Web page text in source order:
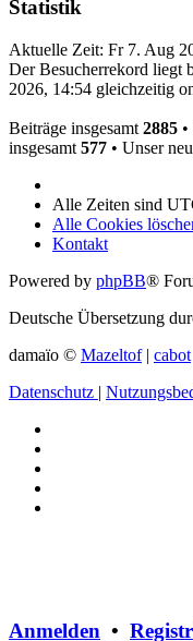
Statistik
Aktuelle Zeit: Fr 7. Aug
Der Besucherrekord liegt
2026, 14:54 gleichzeitig
Beiträge insgesamt 2885
insgesamt 577 • Unser
Alle Zeiten sind
Alle Cookies
Kontakt
Powered by phpBB®
Deutsche Übersetzung
damaïo © Mazeltof| cabot
Datenschutz |
Anmelden •